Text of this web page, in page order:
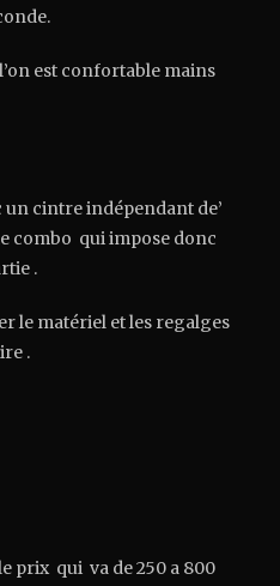
est confortable mains
un cintre indépendant de’
combo qui impose donc
.
le matériel et les regalges
.
prix qui va de 250 a 800